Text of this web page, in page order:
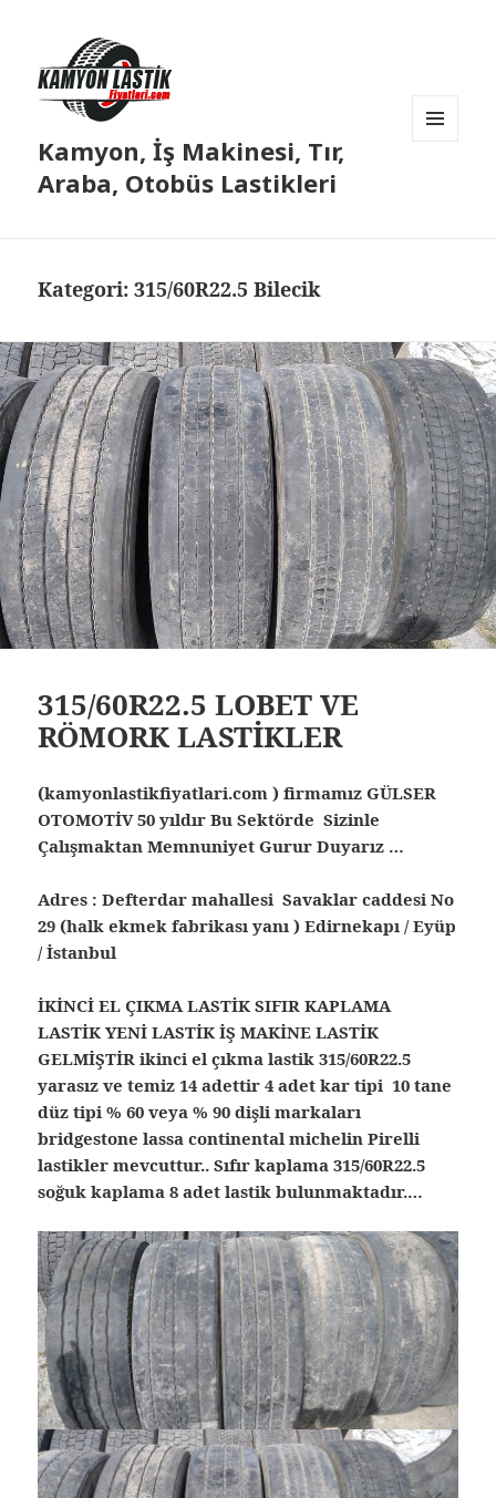
Kamyon, İş Makinesi, Tır,
Araba, Otobüs Lastikleri
Kategori:315/60R22.5 Bilecik
315/60R22.5 LOBET VE
RÖMORK LASTİKLER
(kamyonlastikfiyatlari.com ) firmamız GÜLSER
OTOMOTİV 50 yıldır Bu Sektörde Sizinle
Çalışmaktan Memnuniyet Gurur Duyarız …
Adres : Defterdar mahallesi Savaklar caddesi No
29 (halk ekmek fabrikası yanı ) Edirnekapı / Eyüp
/ İstanbul
İKİNCİ EL ÇIKMA LASTİK SIFIR KAPLAMA
LASTİK YENİ LASTİK İŞ MAKİNE LASTİK
GELMİŞTİR ikinci el çıkma lastik 315/60R22.5
yarasız ve temiz 14 adettir 4 adet kar tipi 10 tane
düz tipi % 60 veya % 90 dişli markaları
bridgestone lassa continental michelin Pirelli
lastikler mevcuttur.. Sıfır kaplama 315/60R22.5
soğuk kaplama 8 adet lastik bulunmaktadır.…